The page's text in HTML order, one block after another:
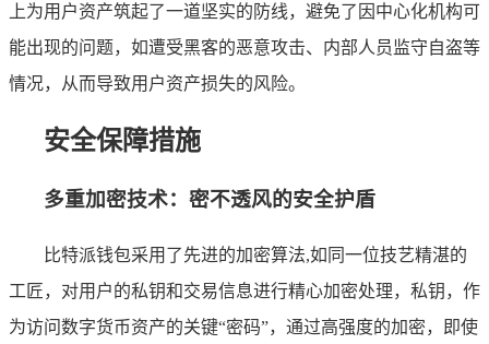
上为用户资产筑起了一道坚实的防线，避免了因中心化机构可
能出现的问题，如遭受黑客的恶意攻击、内部人员监守自盗等
情况，从而导致用户资产损失的风险。
安全保障措施
多重加密技术：密不透风的安全护盾
比特派钱包采用了先进的加密算法,如同一位技艺精湛的
工匠，对用户的私钥和交易信息进行精心加密处理，私钥，作
为访问数字货币资产的关键“密码”，通过高强度的加密，即使